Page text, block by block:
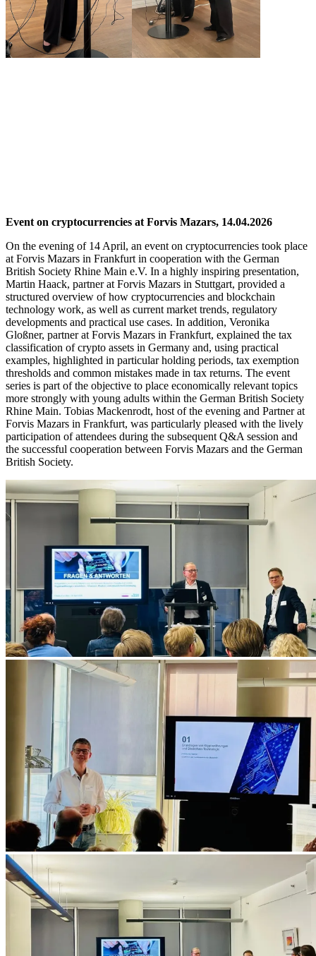
Event on cryptocurrencies at Forvis Mazars, 14.04.2026
On the evening of 14 April, an event on cryptocurrencies took place
at Forvis Mazars in Frankfurt in cooperation with the German
British Society Rhine Main e.V. In a highly inspiring presentation,
Martin Haack, partner at Forvis Mazars in Stuttgart, provided a
structured overview of how cryptocurrencies and blockchain
technology work, as well as current market trends, regulatory
developments and practical use cases. In addition, Veronika
Gloßner, partner at Forvis Mazars in Frankfurt, explained the tax
classification of crypto assets in Germany and, using practical
examples, highlighted in particular holding periods, tax exemption
thresholds and common mistakes made in tax returns. The event
series is part of the objective to place economically relevant topics
more strongly with young adults within the German British Society
Rhine Main. Tobias Mackenrodt, host of the evening and Partner at
Forvis Mazars in Frankfurt, was particularly pleased with the lively
participation of attendees during the subsequent Q&A session and
the successful cooperation between Forvis Mazars and the German
British Society.